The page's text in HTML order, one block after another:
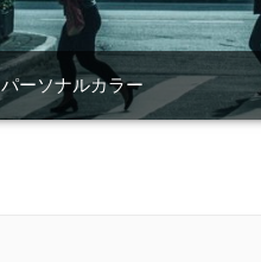
パーソナルカラー